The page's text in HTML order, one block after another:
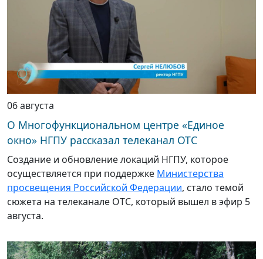
06 августа
О Многофункциональном центре «Единое
окно» НГПУ рассказал телеканал ОТС
Создание и обновление локаций НГПУ, которое
осуществляется при поддержке Министерства
просвещения Российской Федерации, стало темой
сюжета на телеканале ОТС, который вышел в эфир 5
августа.